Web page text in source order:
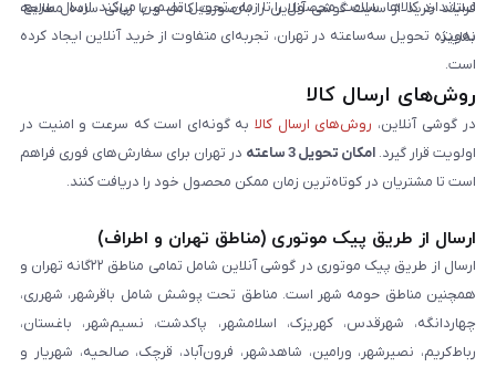
استاندارد کالاها، سلامت محصول را تا زمان تحویل تضمین می‌کند. ارسال سریع،
به‌ویژه تحویل سه‌ساعته در تهران، تجربه‌ای متفاوت از خرید آنلاین ایجاد کرده
است.
فرایند خرید از سایت گوشی آنلاین را به‌صورت کامل و با زبانی ساده مطالعه
نمایند.
روش‌های ارسال کالا
در گوشی آنلاین، روش‌های ارسال کالا به گونه‌ای است که سرعت و امنیت در
اولویت قرار گیرد. امکان تحویل 3 ساعته
در تهران برای سفارش‌های فوری فراهم
است تا مشتریان در کوتاه‌ترین زمان ممکن محصول خود را دریافت کنند.
ارسال از طریق پیک موتوری (مناطق تهران و اطراف)
ارسال از طریق پیک موتوری در گوشی آنلاین شامل تمامی مناطق ۲۲گانه تهران و
همچنین مناطق حومه شهر است. مناطق تحت پوشش شامل باقرشهر، شهرری،
چهاردانگه، شهرقدس، کهریزک، اسلامشهر، پاکدشت، نسیم‌شهر، باغستان،
رباط‌کریم، نصیرشهر، ورامین، شاهدشهر، فرون‌آباد، قرچک، صالحیه، شهریار و